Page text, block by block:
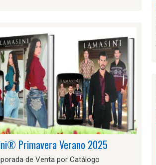
Primavera Verano 2025
de Venta por Catálogo